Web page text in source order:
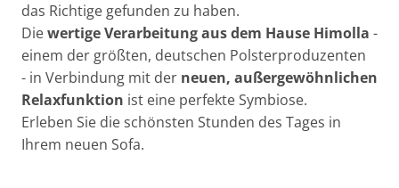
das Richtige gefunden zu haben.
Diewertige Verarbeitung aus dem Hause Himolla -
einem der größten, deutschen Polsterproduzenten
- in Verbindung mit der neuen, außergewöhnlichen
Relaxfunktion ist eine perfekte Symbiose.
Erleben Sie die schönsten Stunden des Tages in
Ihrem neuen Sofa.